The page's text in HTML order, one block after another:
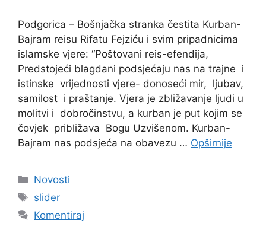
Podgorica – Bošnjačka stranka čestita Kurban-
Bajram reisu Rifatu Fejziću i svim pripadnicima
islamske vjere: “Poštovani reis-efendija,
Predstojeći blagdani podsjećaju nas na trajne i
istinske vrijednosti vjere- donoseći mir, ljubav,
samilost i praštanje. Vjera je zbližavanje ljudi u
molitvi i dobročinstvu, a kurban je put kojim se
čovjek približava Bogu Uzvišenom. Kurban-
Bajram nas podsjeća na obavezu … Opširnije
Kategorije
Novosti
Oznake
slider
Komentiraj